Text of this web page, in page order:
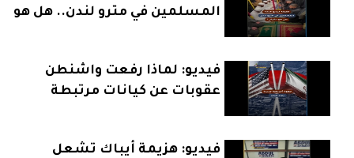
المسلمين في مترو لندن.. هل هو
فيديو: لماذا رفعت واشنطن
عقوبات عن كيانات مرتبطة
فيديو: هزيمة أيباك تشعل